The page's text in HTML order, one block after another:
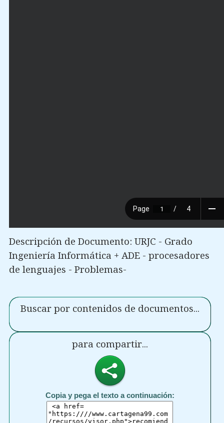
Descripción de Documento: URJC - Grado
Ingeniería Informática + ADE - procesadores
de lenguajes - Problemas-
Buscar por contenidos de documentos...
para compartir...
Copia y pega el texto a continuación: